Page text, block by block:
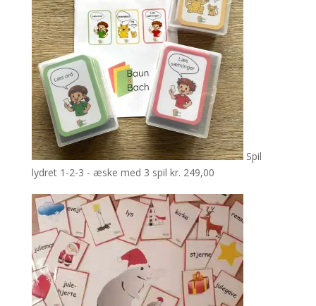
Spil
lydret 1-2-3 - æske med 3 spil kr. 249,00